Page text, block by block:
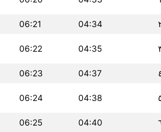
04:34
06:21
04:35
06:22
04:37
06:23
04:38
06:24
04:40
06:25